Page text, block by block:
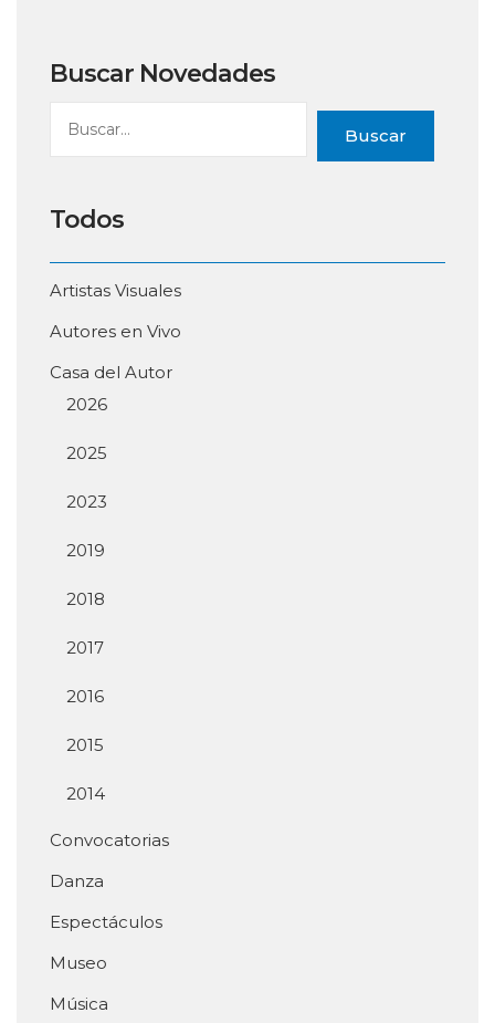
Buscar Novedades
Buscar
Todos
Artistas Visuales
Autores en Vivo
Casa del Autor
2026
2025
2023
2019
2018
2017
2016
2015
2014
Convocatorias
Danza
Espectáculos
Museo
Música